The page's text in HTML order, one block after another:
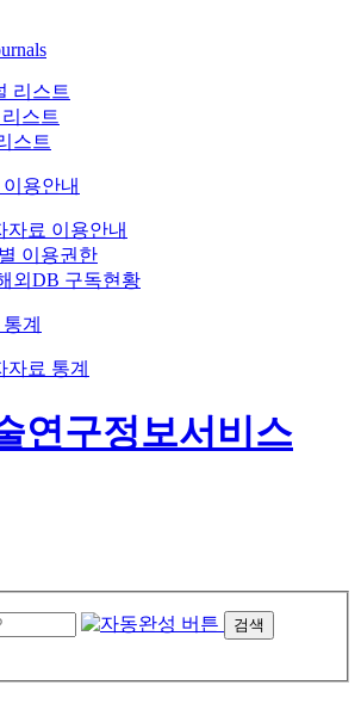
리스트
스트
스트
용안내
자료 이용안내
이용권한
외DB 구독현황
계
자료 통계
검색